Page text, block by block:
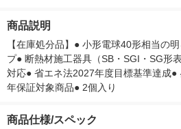
シ） オリジナル
商品説明
【在庫処分品】● 小形電球40形相当の
プ● 断熱材施工器具（SB・SGI・SG形
対応● 省エネ法2027年度目標基準達成
年保証対象商品● 2個入り
商品仕様/スペック